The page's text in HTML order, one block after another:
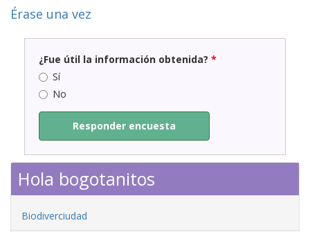
Érase una vez
¿Fue útil la información obtenida? *
Sí
No
Responder encuesta
Hola bogotanitos
Biodiverciudad